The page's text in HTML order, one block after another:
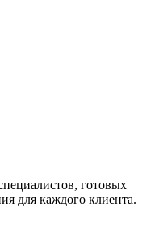
готовых
для каждого клиента.